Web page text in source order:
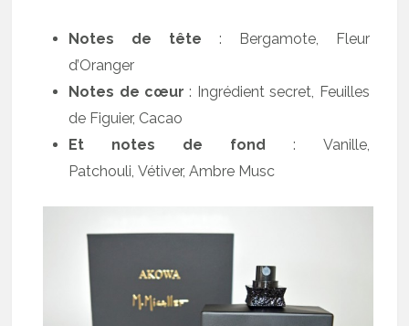
Notes de tête : Bergamote, Fleur
d’Oranger
Notes de cœur : Ingrédient secret, Feuilles
de Figuier, Cacao
Et notes de fond : Vanille,
Patchouli, Vétiver, Ambre Musc